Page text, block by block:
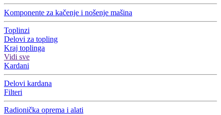
Komponente za kačenje i nošenje mašina
Toplinzi
Delovi za topling
Kraj toplinga
Vidi sve
Kardani
Delovi kardana
Filteri
Radionička oprema i alati